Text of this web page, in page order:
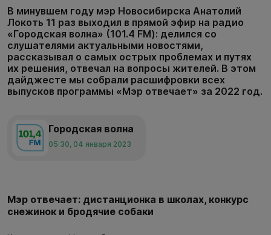
В минувшем году мэр Новосибирска Анатолий
Локоть 11 раз выходил в прямой эфир на радио
«Городская волна» (101.4 FM): делился со
слушателями актуальными новостями,
рассказывал о самых острых проблемах и путях
их решения, отвечал на вопросы жителей. В этом
дайджесте мы собрали расшифровки всех
выпусков программы «Мэр отвечает» за 2022 год.
Городская волна
05:30, 04 января 2023
Мэр отвечает: дистанционка в школах, конкурс
снежинок и бродячие собаки